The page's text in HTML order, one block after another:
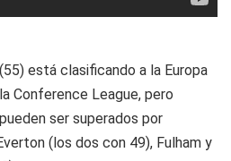
está clasificando a la Europa
Conference League, pero
ser superados por
(los dos con 49), Fulham y